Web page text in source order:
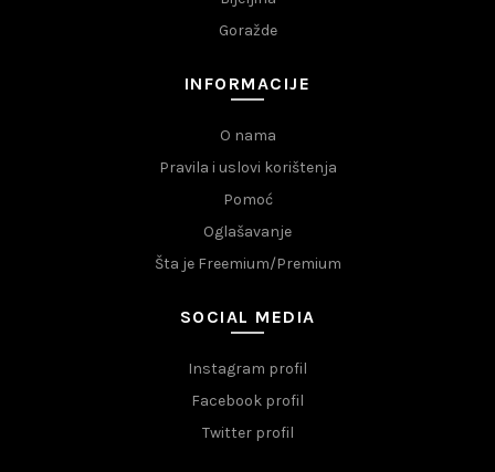
Goražde
INFORMACIJE
O nama
Pravila i uslovi korištenja
Pomoć
Oglašavanje
Šta je Freemium/Premium
SOCIAL MEDIA
Instagram profil
Facebook profil
Twitter profil